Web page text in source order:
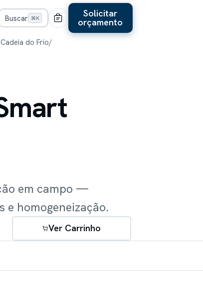
Buscar ⌘K Solicitar
orçamento
Cadeia do Frio/
em campo —
homogeneização.
Ver Carrinho